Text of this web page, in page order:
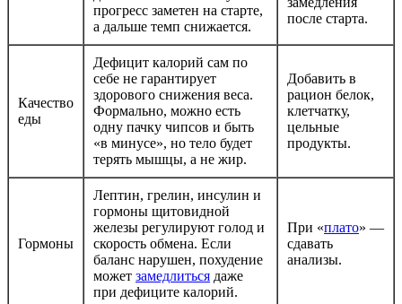
прогресс заметен на старте,
а дальше темп снижается.
после старта.
Качество
еды
Дефицит калорий сам по
себе не гарантирует
здорового снижения веса.
Формально, можно есть
одну пачку чипсов и быть
«в минусе», но тело будет
терять мышцы, а не жир.
Добавить в
рацион белок,
клетчатку,
цельные
продукты.
Гормоны
Лептин, грелин, инсулин и
гормоны щитовидной
железы регулируют голод и
скорость обмена. Если
баланс нарушен, похудение
может замедлиться даже
при дефиците калорий.
При «плато» —
сдавать
анализы.